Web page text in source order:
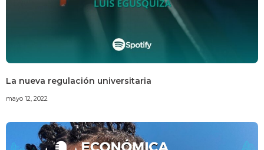
La nueva regulación universitaria
mayo 12, 2022